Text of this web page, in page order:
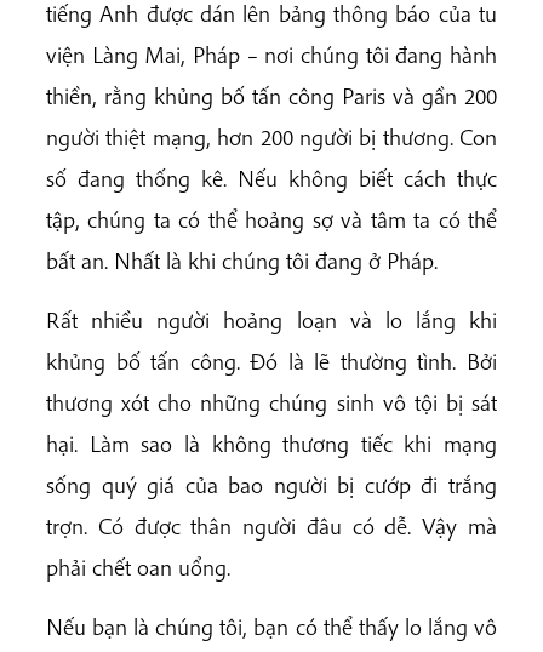
tiếng Anh được dán lên bảng thông báo của tu
viện Làng Mai, Pháp – nơi chúng tôi đang hành
thiền, rằng khủng bố tấn công Paris và gần 200
người thiệt mạng, hơn 200 người bị thương. Con
số đang thống kê. Nếu không biết cách thực
tập, chúng ta có thể hoảng sợ và tâm ta có thể
bất an. Nhất là khi chúng tôi đang ở Pháp.
Rất nhiều người hoảng loạn và lo lắng khi
khủng bố tấn công. Đó là lẽ thường tình. Bởi
thương xót cho những chúng sinh vô tội bị sát
hại. Làm sao là không thương tiếc khi mạng
sống quý giá của bao người bị cướp đi trắng
trợn. Có được thân người đâu có dễ. Vậy mà
phải chết oan uổng.
Nếu bạn là chúng tôi, bạn có thể thấy lo lắng vô